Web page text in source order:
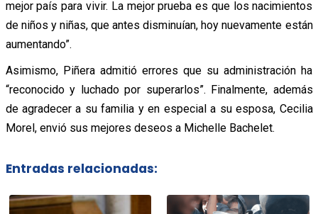
mejor país para vivir. La mejor prueba es que los nacimientos
de niños y niñas, que antes disminuían, hoy nuevamente están
aumentando”.
Asimismo, Piñera admitió errores que su administración ha
“reconocido y luchado por superarlos”. Finalmente, además
de agradecer a su familia y en especial a su esposa, Cecilia
Morel, envió sus mejores deseos a Michelle Bachelet.
Entradas relacionadas: